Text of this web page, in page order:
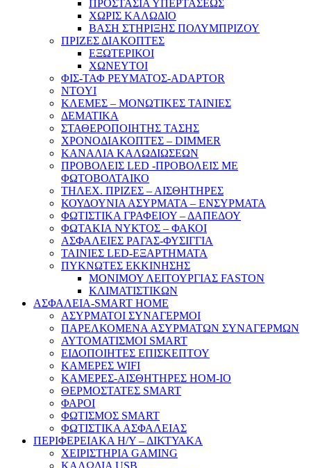
ΠΡΟΣΤΑΣΙΑ ΥΠΕΡΤΑΣΕΩΣ
ΧΩΡΙΣ ΚΑΛΩΔΙΟ
ΒΑΣΗ ΣΤΗΡΙΞΗΣ ΠΟΛΥΜΠΡΙΖΟΥ
ΠΡΙΖΕΣ ΔΙΑΚΟΠΤΕΣ
ΕΞΩΤΕΡΙΚΟΙ
ΧΩΝΕΥΤΟΙ
ΦΙΣ-ΤΑΦ ΡΕΥΜΑΤΟΣ-ADAPTOR
NTOYI
ΚΛΕΜΕΣ – ΜΟΝΩΤΙΚΕΣ ΤΑΙΝΙΕΣ
ΔΕΜΑΤΙΚΑ
ΣΤΑΘΕΡΟΠΟΙΗΤΗΣ ΤΑΣΗΣ
ΧΡΟΝΟΔΙΑΚΟΠΤΕΣ – DIMMER
ΚΑΝΑΛΙΑ ΚΑΛΩΔΙΩΣΕΩΝ
ΠΡΟΒΟΛΕΙΣ LED -ΠΡΟΒΟΛΕΙΣ ΜΕ
ΦΩΤΟΒΟΛΤΑΙΚΟ
ΤΗΛΕΧ. ΠΡΙΖΕΣ – ΑΙΣΘΗΤΗΡΕΣ
ΚΟΥΔΟΥΝΙΑ ΑΣΥΡΜΑΤΑ – ΕΝΣΥΡΜΑΤΑ
ΦΩΤΙΣΤΙΚΑ ΓΡΑΦΕΙΟΥ – ΔΑΠΕΔΟΥ
ΦΩΤΑΚΙΑ ΝΥΚΤΟΣ – ΦΑΚΟΙ
ΑΣΦΑΛΕΙΕΣ ΡΑΓΑΣ-ΦΥΣΙΓΓΙΑ
ΤΑΙΝΙΕΣ LED-ΕΞΑΡΤΗΜΑΤΑ
ΠΥΚΝΩΤΕΣ ΕΚΚΙΝΗΣΗΣ
ΜΟΝΙΜΟΥ ΛΕΙΤΟΥΡΓΙΑΣ FASTON
ΚΛΙΜΑΤΙΣΤΙΚΩΝ
ΑΣΦΑΛΕΙΑ-SMART HOME
ΑΣΥΡΜΑΤΟΙ ΣΥΝΑΓΕΡΜΟΙ
ΠΑΡΕΛΚΟΜΕΝΑ ΑΣΥΡΜΑΤΩΝ ΣΥΝΑΓΕΡΜΩΝ
ΑΥΤΟΜΑΤΙΣΜΟΙ SMART
ΕΙΔΟΠΟΙΗΤΕΣ ΕΠΙΣΚΕΠΤΟΥ
ΚΑΜΕΡΕΣ WIFI
ΚΑΜΕΡΕΣ-ΑΙΣΘΗΤΗΡΕΣ ΗΟΜ-ΙΟ
ΘΕΡΜΟΣΤΑΤΕΣ SMART
ΦΑΡΟΙ
ΦΩΤΙΣΜΟΣ SMART
ΦΩΤΙΣΤΙΚΑ ΑΣΦΑΛΕΙΑΣ
ΠΕΡΙΦΕΡΕΙΑΚΑ Η/Υ – ΔΙΚΤΥΑΚΑ
ΧΕΙΡΙΣΤΗΡΙΑ GAMING
ΚΑΛΩΔΙΑ USB